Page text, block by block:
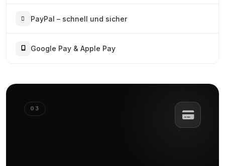
PayPal – schnell und sicher
Google Pay & Apple Pay
03